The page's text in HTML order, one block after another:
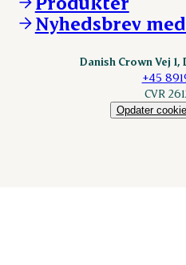
nordicspoor.com
Scanhide.dk
Nyhedsbrev
Danish Crown Vej
+45
CVR
Opdater